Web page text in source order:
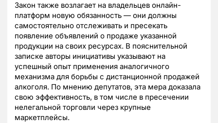
Закон также возлагает на владельцев онлайн-
платформ новую обязанность — они должны
самостоятельно отслеживать и пресекать
появление объявлений о продаже указанной
продукции на своих ресурсах. В пояснительной
записке авторы инициативы указывают на
успешный опыт применения аналогичного
механизма для борьбы с дистанционной продажей
алкоголя. По мнению депутатов, эта мера доказала
свою эффективность, в том числе в пресечении
нелегальной торговли через крупные
маркетплейсы.